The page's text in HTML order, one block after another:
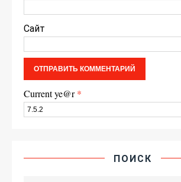
Сайт
Current ye@r*
ПОИСК